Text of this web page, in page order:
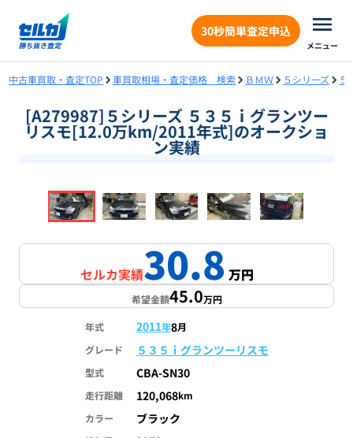
30秒簡単査定申込
メニュー
中古車買取・査定TOP 車買取相場・査定価格 検索 ＢＭＷ ５シリーズ ５
[A279987]５シリーズ ５３５ｉグランツー
リスモ[12.0万km/2011年式]のオークショ
ン実績
1/18
セルカ実績30.8万円
希望金額45.0万円
年式 2011年8月
グレード
５３５ｉグランツーリスモ
型式 CBA-SN30
走行距離 120,068km
カラー
ブラック